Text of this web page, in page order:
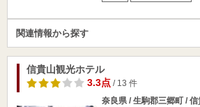
関連情報から探す
信貴山観光ホテル
3.3点/ 13 件
奈良県 / 生駒郡三郷町 / 信